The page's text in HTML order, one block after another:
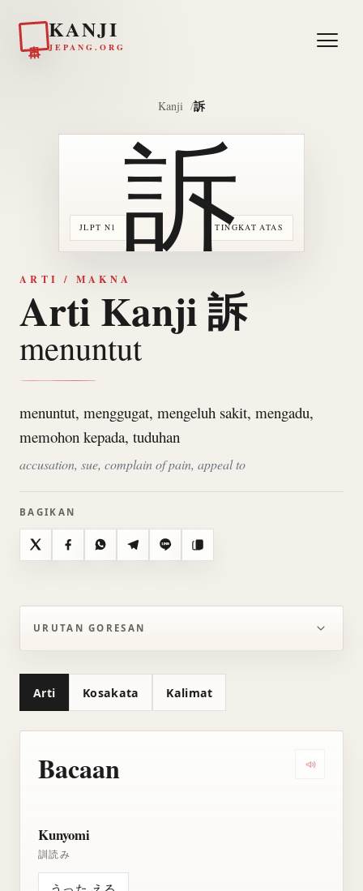
KANJI
JEPANG.ORG
Kanji 訴
JLPT N1 TINGKAT ATAS
訴
ARTI / MAKNA
Arti Kanji 訴
menuntut
menuntut, menggugat, mengeluh sakit, mengadu,
memohon kepada, tuduhan
accusation, sue, complain of pain, appeal to
BAGIKAN
X FacebookWhatsAppTelegramLine Salin
URUTAN GORESAN
Arti Kosakata Kalimat
Bacaan
Kunyomi
訓読み